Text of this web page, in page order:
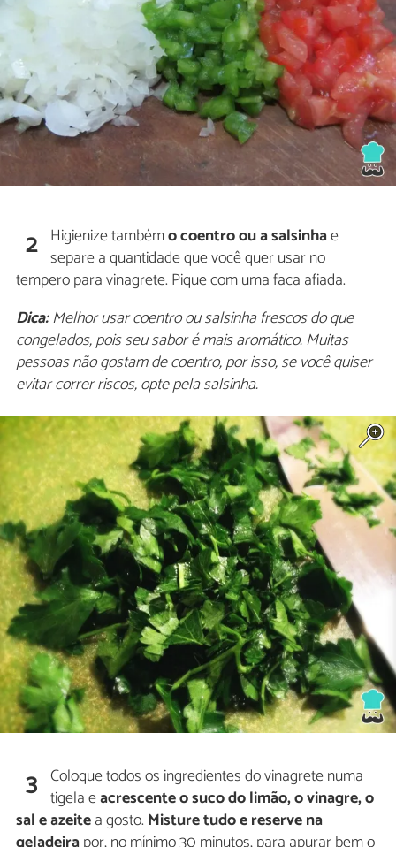
2 Higienize tambémo coentro ou a salsinhae
separe a quantidade que você quer usar no
tempero para vinagrete. Pique com uma faca afiada.
Dica:Melhor usar coentro ou salsinha frescos do que
congelados, pois seu sabor é mais aromático. Muitas
pessoas não gostam de coentro, por isso, se você quiser
evitar correr riscos, opte pela salsinha.
3 Coloque todos os ingredientes do vinagrete numa
tigela eacrescente o suco do limão, o vinagre, o
sal e azeitea gosto. Misture tudo e reserve na